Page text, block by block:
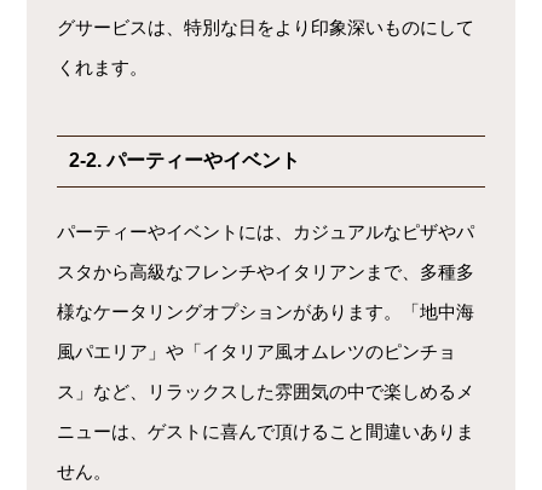
グサービスは、特別な日をより印象深いものにして
くれます。
2-2. パーティーやイベント
パーティーやイベントには、カジュアルなピザやパ
スタから高級なフレンチやイタリアンまで、多種多
様なケータリングオプションがあります。「地中海
風パエリア」や「イタリア風オムレツのピンチョ
ス」など、リラックスした雰囲気の中で楽しめるメ
ニューは、ゲストに喜んで頂けること間違いありま
せん。